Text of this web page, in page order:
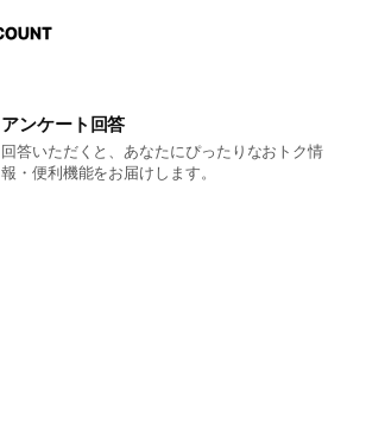
アンケート回答
回答いただくと、あなたにぴったりなおトク情
報・便利機能をお届けします。